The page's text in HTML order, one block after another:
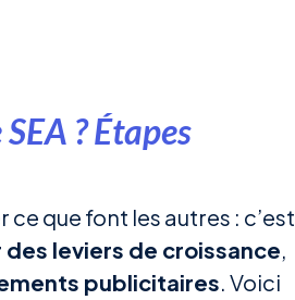
? Étapes
ce que font les autres : c’est
leviers de croissance,
publicitaires. Voici